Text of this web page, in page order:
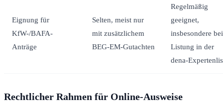
Eignung für
KfW-/BAFA-
Anträge
Selten, meist nur
mit zusätzlichem
BEG-EM-Gutachten
Regelmäßig
geeignet,
insbesondere bei
Listung in der
dena-
Rechtlicher Rahmen für Online-Ausweise